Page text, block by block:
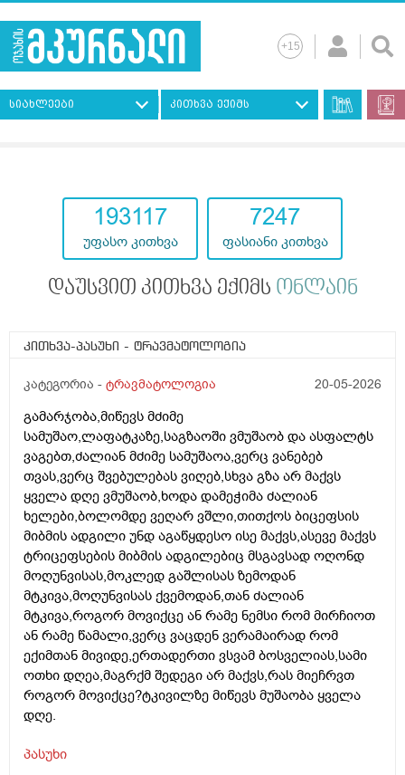
სიახლეები კითხვა ექიმს
193117
უფასო კითხვა
7247
ფასიანი კითხვა
დაუსვით კითხვა ექიმს ონლაინ
კითხვა-პასუხი - ტრავმატოლოგია
კატეგორია - ტრავმატოლოგია 20-05-2026
გამარჯობა,მიწევს მძიმე
სამუშაო,ლაფატკაზე,საგზაოში ვმუშაობ და ასფალტს
ვაგებთ,ძალიან მძიმე სამუშაოა,ვერც ვანებებ
თვას,ვერც შვებულებას ვიღებ,სხვა გზა არ მაქვს
ყველა დღე ვმუშაობ,ხოდა დამეჭიმა ძალიან
ხელები,ბოლომდე ვეღარ ვშლი,თითქოს ბიცეფსის
მიბმის ადგილი უნდ აგაწყდესო ისე მაქვს,ასევე მაქვს
ტრიცეფსების მიბმის ადგილებიც მსგავსად ოღონდ
მოღუნვისას,მოკლედ გაშლისას ზემოდან
მტკივა,მოღუნვისას ქვემოდან,თან ძალიან
მტკივა,როგორ მოვიქცე ან რამე ნემსი რომ მირჩიოთ
ან რამე წამალი,ვერც ვაცდენ ვერამაირად რომ
ექიმთან მივიდე,ერთადერთი ვსვამ ბოსველიას,სამი
ოთხი დღეა,მაგრქმ შედეგი არ მაქვს,რას მიეჩრვთ
როგორ მოვიქცე?ტკივილზე მიწევს მუშაობა ყველა
დღე.
პასუხი